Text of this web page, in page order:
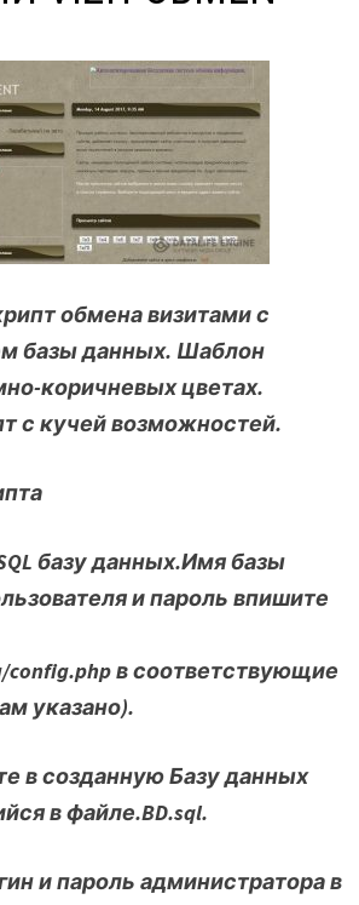
обмена визитами с
базы данных. Шаблон
коричневых цветах.
с кучей возможностей.
базу данных.Имя базы
и пароль впишите
config.php в соответствующие
указано).
в созданную Базу данных
в файле.BD.sql.
и пароль администратора в